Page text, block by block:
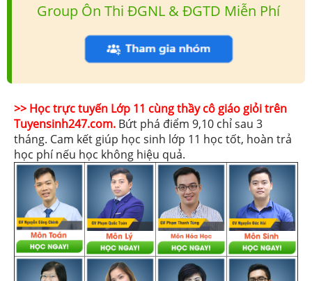
Group Ôn Thi ĐGNL & ĐGTD Miễn Phí
>> Học trực tuyến Lớp 11 cùng thầy cô giáo giỏi trên
Tuyensinh247.com. Bứt phá điểm 9,10 chỉ sau 3
tháng. Cam kết giúp học sinh lớp 11 học tốt, hoàn trả
học phí nếu học không hiệu quả.